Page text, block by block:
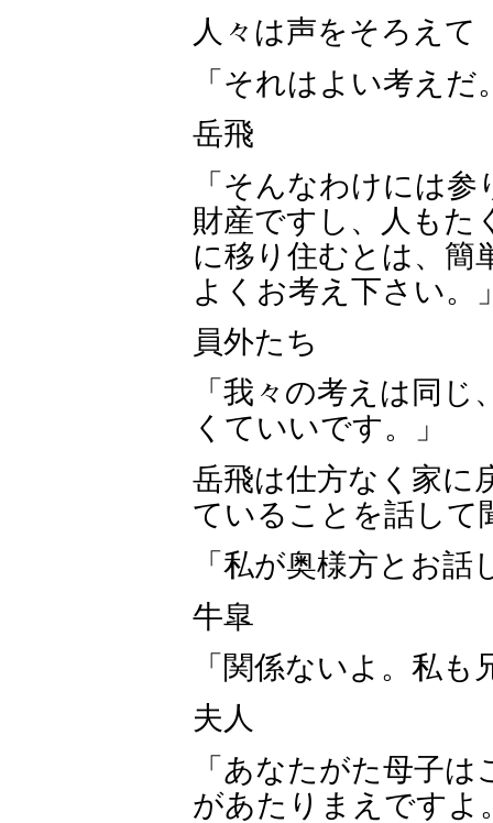
人々は声をそろえて
「それはよい考え
岳飛
「そんなわけには
財産ですし、人もた
に移り住むとは、簡
よくお考え下さい。
員外たち
「我々の考えは同
くていいです。」
岳飛は仕方なく家に
ていることを話して
「私が奥様方とお
牛皐
「関係ないよ。私
夫人
「あなたがた母子
があたりまえですよ